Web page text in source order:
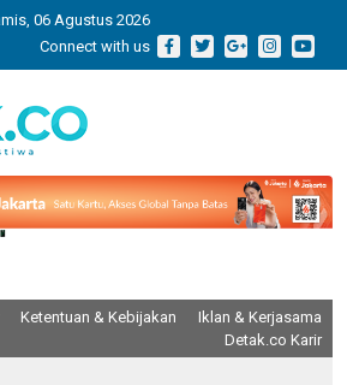
06 Agustus 2026
Connect with us
Ketentuan & Kebijakan
Iklan & Kerjasama
Detak.co Karir